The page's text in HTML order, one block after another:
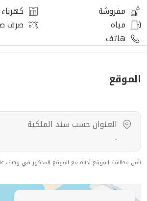
مفروشة
كهرباء
مياه
صرف
هاتف
الموقع
العنوان حسب سند الملكية
-
نأمل مطابقة الموقع أدناه مع الموقع المذكور في وصف